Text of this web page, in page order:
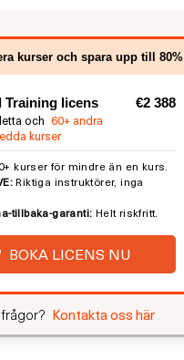
kurser och spara upp till 80%
Training licens €2 388
och 60+ andra
kurser
kurser för mindre än en kurs.
Riktiga instruktörer, inga
tillbaka-garanti: Helt riskfritt.
BOKA LICENS NU
Kontakta oss här